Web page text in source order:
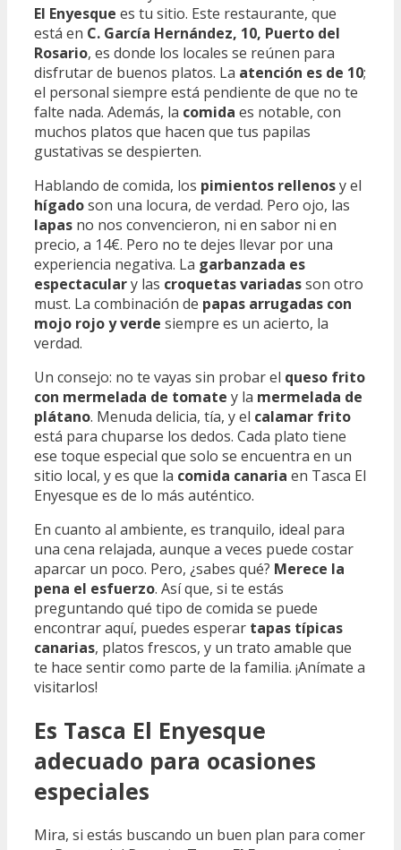
El Enyesque es tu sitio. Este restaurante, que
está en C. García Hernández, 10, Puerto del
Rosario, es donde los locales se reúnen para
disfrutar de buenos platos. La atención es de 10;
el personal siempre está pendiente de que no te
falte nada. Además, la comida es notable, con
muchos platos que hacen que tus papilas
gustativas se despierten.
Hablando de comida, los pimientos rellenosy el
hígadoson una locura, de verdad. Pero ojo, las
lapas no nos convencieron, ni en sabor ni en
precio, a 14€. Pero no te dejes llevar por una
experiencia negativa. La garbanzada es
espectaculary las croquetas variadasson otro
must. La combinación de papas arrugadas con
mojo rojo y verde siempre es un acierto, la
verdad.
Un consejo: no te vayas sin probar el queso frito
con mermelada de tomate y la mermelada de
plátano. Menuda delicia, tía, y el calamar frito
está para chuparse los dedos. Cada plato tiene
ese toque especial que solo se encuentra en un
sitio local, y es que la comida canaria en Tasca El
Enyesque es de lo más auténtico.
En cuanto al ambiente, es tranquilo, ideal para
una cena relajada, aunque a veces puede costar
aparcar un poco. Pero, ¿sabes qué? Merece la
pena el esfuerzo. Así que, si te estás
preguntando qué tipo de comida se puede
encontrar aquí, puedes esperar tapas típicas
canarias, platos frescos, y un trato amable que
te hace sentir como parte de la familia. ¡Anímate a
visitarlos!
Es Tasca El Enyesque
adecuado para ocasiones
especiales
Mira, si estás buscando un buen plan para comer